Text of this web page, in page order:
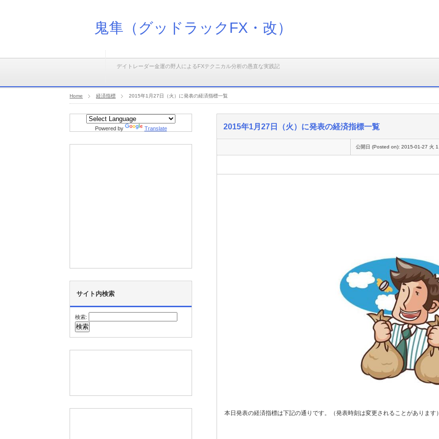
鬼隼（グッドラックFX・改）
デイトレーダー金運の野人によるFXテクニカル分析の愚直な実践記
Home 経済指標 2015年1月27日（火）に発表の経済指標一覧
2015年1月27日（火）に発表の経済指標一覧
公開日 (Posted on): 2015-01-27 火
本日発表の経済指標は下記の通りです。（発表時刻は変更されることがあります
Powered by Translate
サイト内検索
検索: